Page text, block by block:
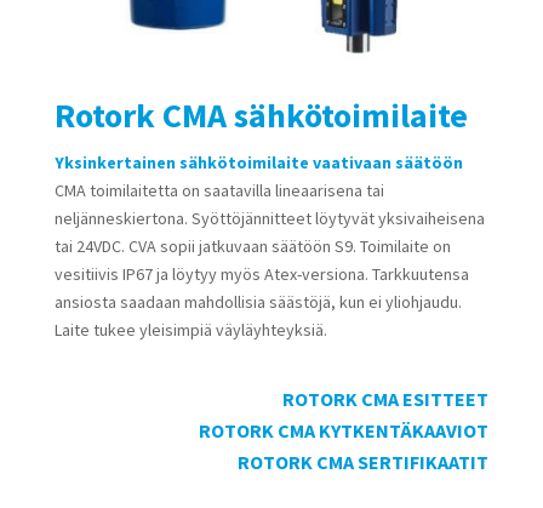
Rotork CMA sähkötoimilaite
Yksinkertainen sähkötoimilaite vaativaan säätöön
CMA toimilaitetta on saatavilla lineaarisena tai
neljänneskiertona. Syöttöjännitteet löytyvät yksivaiheisena
tai 24VDC. CVA sopii jatkuvaan säätöön S9. Toimilaite on
vesitiivis IP67 ja löytyy myös Atex-versiona. Tarkkuutensa
ansiosta saadaan mahdollisia säästöjä, kun ei yliohjaudu.
Laite tukee yleisimpiä väyläyhteyksiä.
ROTORK CMA ESITTEET
ROTORK CMA KYTKENTÄKAAVIOT
ROTORK CMA SERTIFIKAATIT